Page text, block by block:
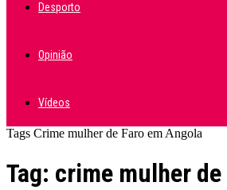
Desporto
Opinião
Vídeos
Tags Crime mulher de Faro em Angola
Tag: crime mulher